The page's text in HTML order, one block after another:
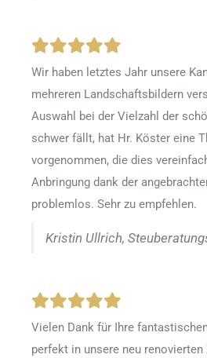
Wir haben letztes Jahr unsere
mehreren Landschaftsbildern
Auswahl bei der Vielzahl der
schwer fällt, hat Hr. Köster eine
vorgenommen, die dies
Anbringung dank der
problemlos. Sehr zu empfehlen.
Kristin Ullrich,
Vielen Dank für Ihre
perfekt in unsere neu